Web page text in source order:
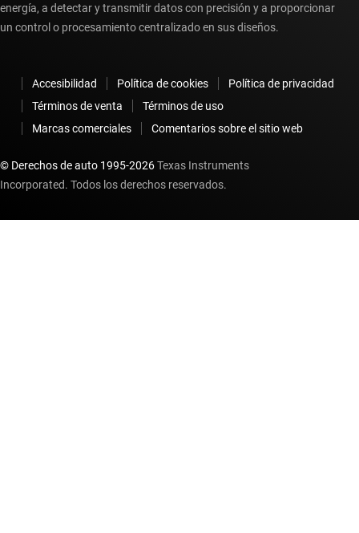
energía, a detectar y transmitir datos con precisión y a proporcionar
un control o procesamiento centralizado en sus diseños.
Accesibilidad Política de cookies
Política de privacidad
Términos de venta
Términos de uso
Marcas comerciales
Comentarios sobre el sitio web
© Derechos de auto 1995-2026Texas Instruments
Incorporated. Todos los derechos reservados.